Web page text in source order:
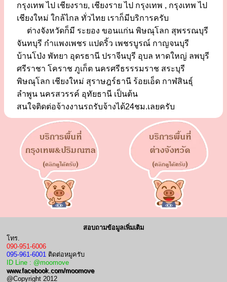
กรุงเทพ ไป เชียงราย, เชียงราย ไป กรุงเทพ , กรุงเทพ ไป
เชียงใหม่ ใกล้ไกล ทั่วไทย เราก็มีบริการครับ
ต่างจังหวัดก็มี ระยอง ขอนแก่น พิษณุโลก สุพรรณบุรี
จันทบุรี กำแพงเพชร แปดริ้ว เพชรบูรณ์ กาญจนบุรี
บ้านโป่ง พัทยา อุดรธานี ปราจีนบุรี อุบล หาดใหญ่ ลพบุรี
ศรีราชา โคราช ภูเก็ต นครศรีธรรรมราช สระบุรี
พิษณุโลก เชียงใหม่ สุราษฎร์ธานี ร้อยเอ็ด กาฬสินธุ์
ลำพูน นครสวรรค์ อุทัยธานี เป็นต้น
สนใจติดต่อจ้างงานรถรับจ้างได้24ชม.เลยครับ
สอบถามข้อมูลเพิ่มเติม
โทร.
090-951-6006
095-961-6001 ติดต่อหมูครับ
ID Line : @moomove
www.facebook.com/moomove
@Copyright 2012